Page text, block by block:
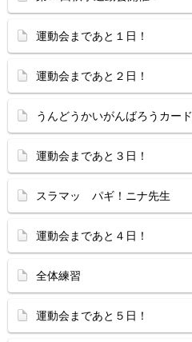
運動会まであと１日！
運動会まであと２日！
うんどうかいがんばろうカード
運動会まであと３日！
スラマッ パギ！ニナ先生
運動会まであと４日！
全体練習
運動会まであと５日！